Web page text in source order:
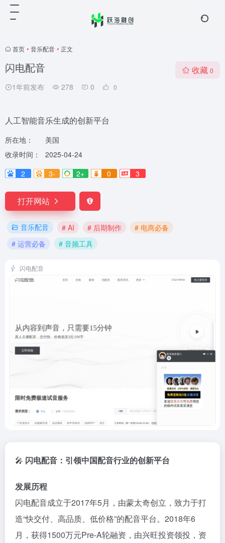
首页 • 音乐配音 • 正文
闪电配音
1年前发布 278 0 0
收藏 0
人工智能音乐生成的创新平台
所在地：
美国
收录时间：
2025-04-24
2
3- 2+ 0 3
打开网站
音乐配音 # AI # 后期制作
# 电商必备
# 运营必备
# 音频工具
闪电配音
🎤 闪电配音：引领中国配音行业的创新平台
发展历程
闪电配音成立于2017年5月，​ 由蒙太奇创立，致力于打
造“快交付、高品质、低价格”的配音平台。 2018年6
月，获得1500万元Pre-A轮融资，由兴旺投资领投，资